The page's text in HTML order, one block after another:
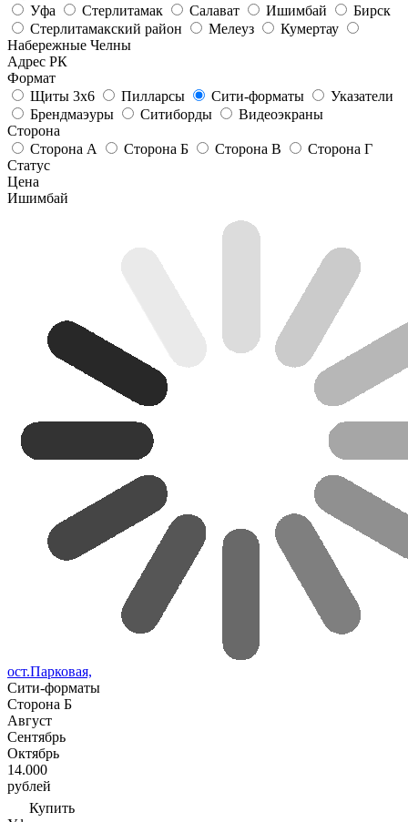
Уфа
Стерлитамак Салават Ишимбай
Бирск
Стерлитамакский район
Мелеуз
Кумертау
Набережные Челны
Адрес РК
Формат
Щиты 3х6
Пилларсы Сити-форматы
Указатели
Брендмаэуры
Ситиборды
Видеоэкраны
Сторона
Сторона А
Сторона Б Сторона В
Сторона Г
Статус
Цена
Ишимбай
ост.Парковая,
Сити-форматы
Сторона Б
Август
Сентябрь
Октябрь
14.000
рублей
Купить